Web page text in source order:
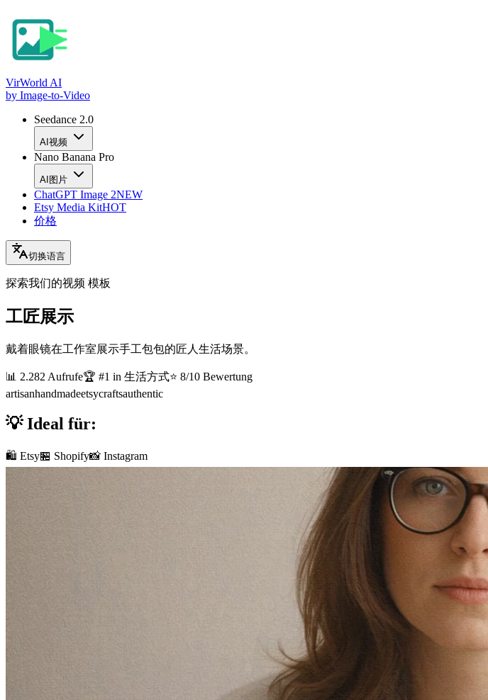
VirWorld AI
by Image-to-Video
Seedance 2.0
AI视频
Nano Banana Pro
AI图片
ChatGPT Image 2NEW
Etsy Media KitHOT
价格
切换语言
探索我们的视频 模板
工匠展示
戴着眼镜在工作室展示手工包包的匠人生活场景。
📊 2.282 Aufrufe🏆 #1 in 生活方式⭐ 8/10 Bewertung
artisanhandmadeetsycraftsauthentic
💡 Ideal für:
🛍️ Etsy🏪 Shopify📸 Instagram